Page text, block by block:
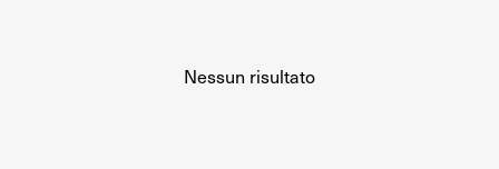
Nessun risultato